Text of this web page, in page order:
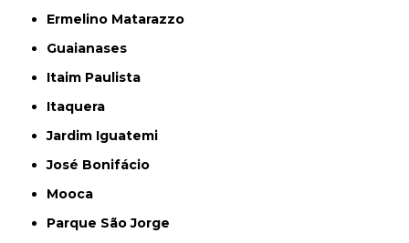
Ermelino Matarazzo
Guaianases
Itaim Paulista
Itaquera
Jardim Iguatemi
José Bonifácio
Mooca
Parque São Jorge